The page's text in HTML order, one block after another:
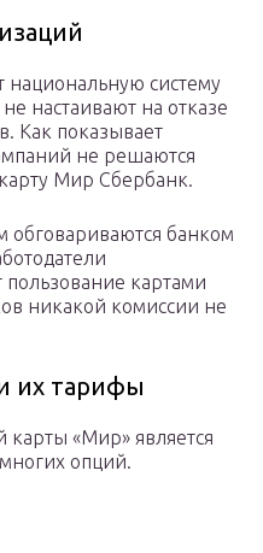
систему
настаивают на отказе
Как показывает
не решаются
Мир Сбербанк.
обговариваются банком
пользование картами
никакой комиссии не
их тарифы
«Мир» является
опций.